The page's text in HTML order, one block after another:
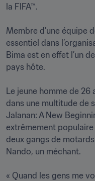
la FIFA™.
Membre d’une équipe
essentiel dans
Bima est en effet l’un
pays hôte.
Le jeune homme de 26
dans une multitude de
Jalanan: A New
extrêmement
deux gangs de
Nando, un méchant.
« Quand les gens me